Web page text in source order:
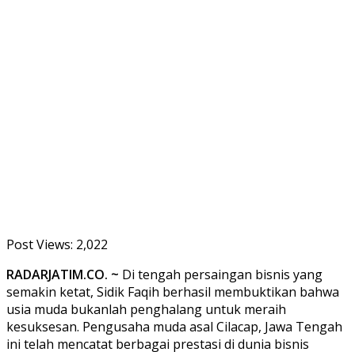
Post Views: 2,022
RADARJATIM.CO. ~ Di tengah persaingan bisnis yang
semakin ketat, Sidik Faqih berhasil membuktikan bahwa
usia muda bukanlah penghalang untuk meraih
kesuksesan. Pengusaha muda asal Cilacap, Jawa Tengah
ini telah mencatat berbagai prestasi di dunia bisnis